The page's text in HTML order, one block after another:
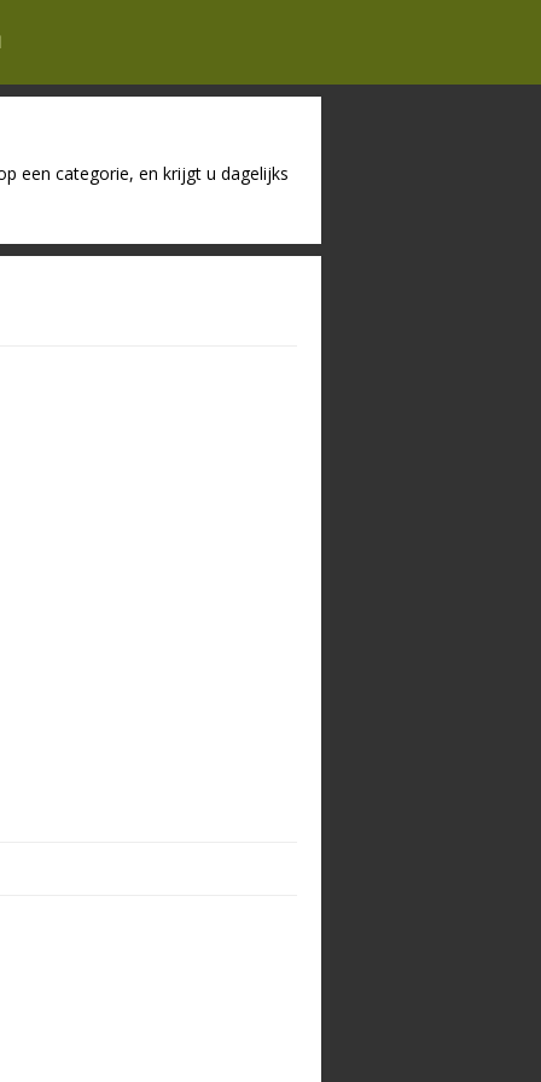
een categorie, en krijgt u dagelijks